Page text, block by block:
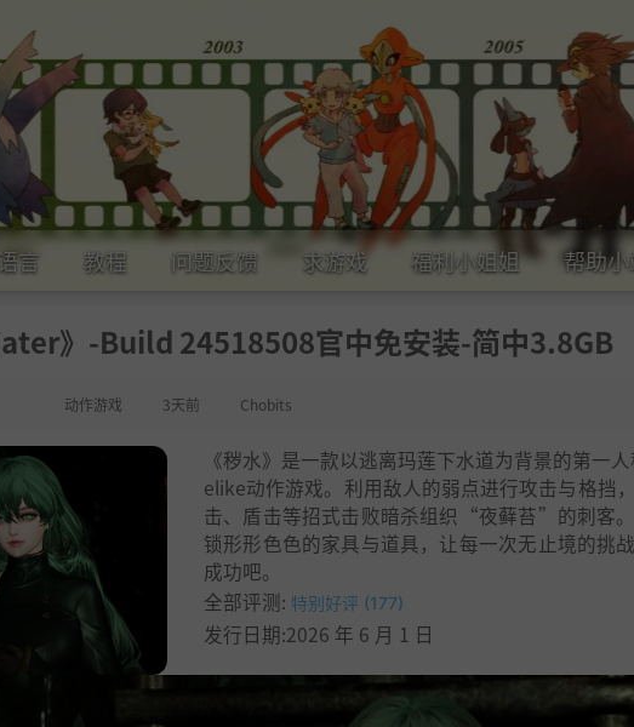
言 教程 问题反馈 求游戏 福利小姐姐 帮助小
》-Build 24518508官中免安装-简中3.8GB
动作游戏 3天前 Chobits
《秽水》是一款以逃离玛莲下水道为背景的第一
elike动作游戏。利用敌人的弱点进行攻击与格挡
击、盾击等招式击败暗杀组织“夜藓苔”的刺客
锁形形色色的家具与道具，让每一次无止境的挑
成功吧。
全部评测: 特别好评 (177)
发行日期:2026 年 6 月 1 日